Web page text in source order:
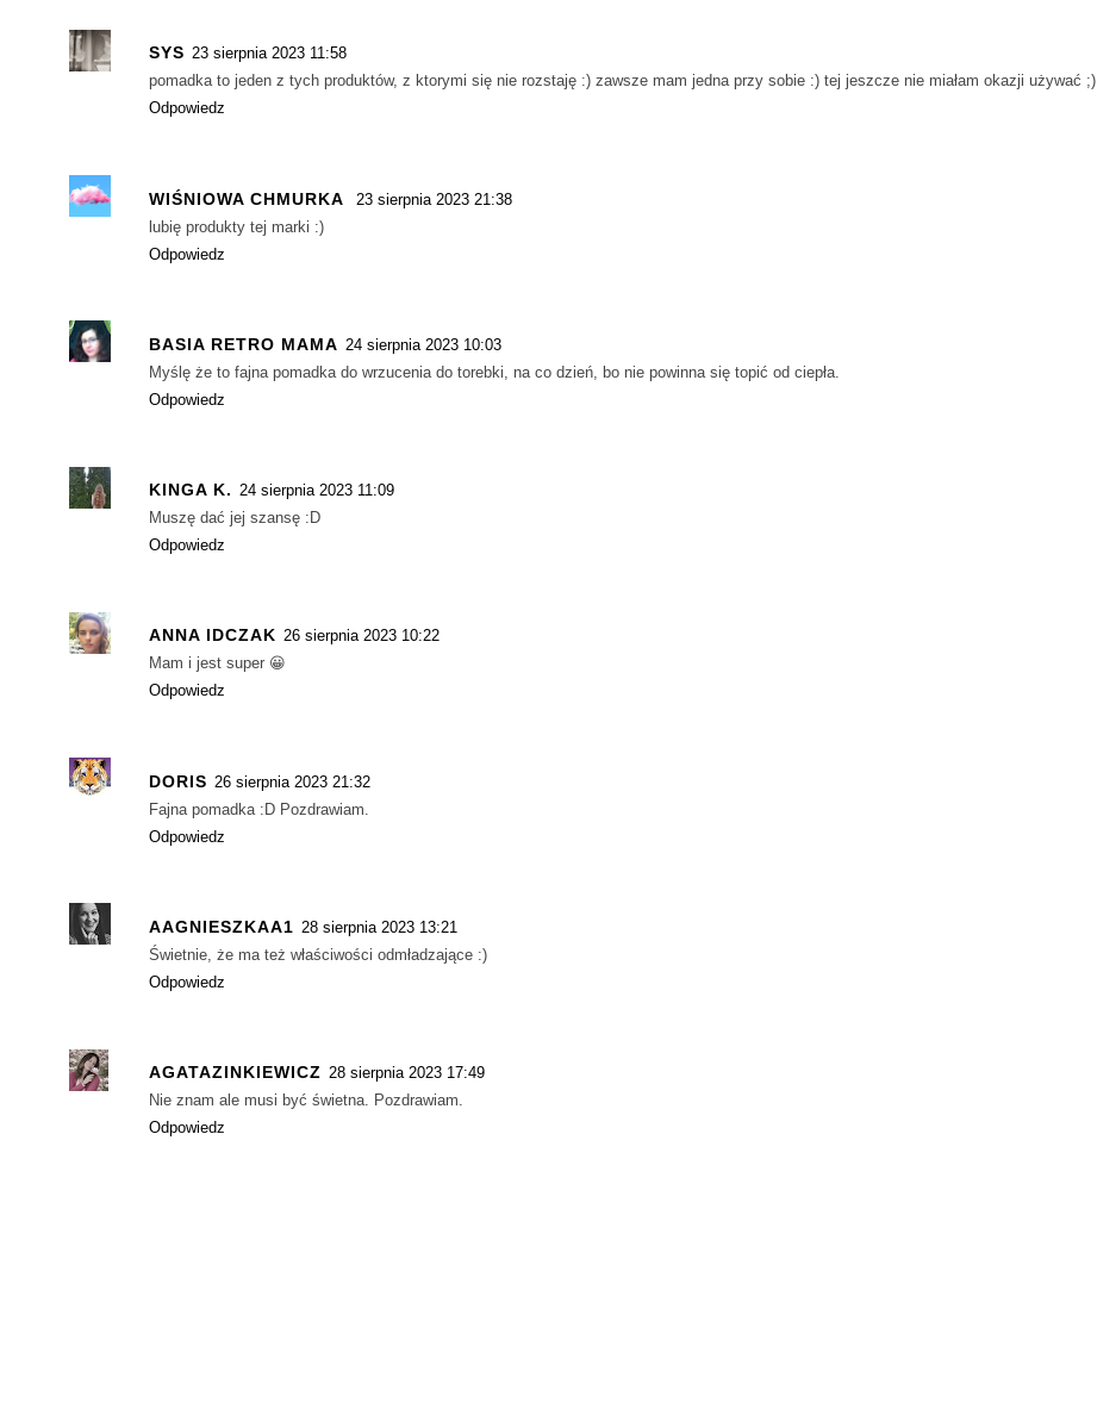
SYS 23 sierpnia 2023 11:58
pomadka to jeden z tych produktów, z ktorymi się nie rozstaję :) zawsze mam jedna przy sobie :) tej jeszcze nie miałam okazji używać ;)
Odpowiedz
WIŚNIOWA CHMURKA
23 sierpnia 2023 21:38
lubię produkty tej marki :)
Odpowiedz
BASIA RETRO MAMA 24 sierpnia 2023 10:03
Myślę że to fajna pomadka do wrzucenia do torebki, na co dzień, bo nie powinna się topić od ciepła.
Odpowiedz
KINGA K. 24 sierpnia 2023 11:09
Muszę dać jej szansę :D
Odpowiedz
ANNA IDCZAK 26 sierpnia 2023 10:22
Mam i jest super 😀
Odpowiedz
DORIS 26 sierpnia 2023 21:32
Fajna pomadka :D Pozdrawiam.
Odpowiedz
AAGNIESZKAA1 28 sierpnia 2023 13:21
Świetnie, że ma też właściwości odmładzające :)
Odpowiedz
AGATAZINKIEWICZ 28 sierpnia 2023 17:49
Nie znam ale musi być świetna. Pozdrawiam.
Odpowiedz